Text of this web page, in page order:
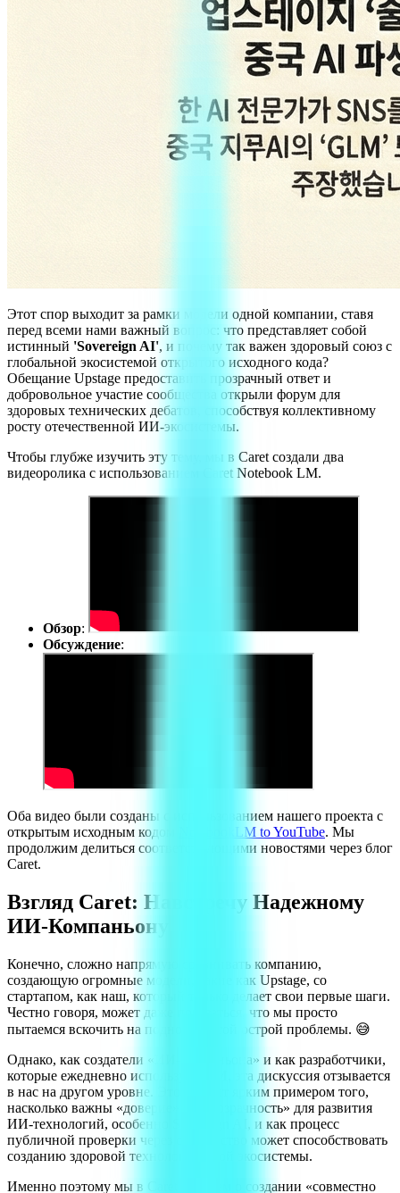
Этот спор выходит за рамки модели одной компании, ставя
перед всеми нами важный вопрос: что представляет собой
истинный 'Sovereign AI', и почему так важен здоровый союз с
глобальной экосистемой открытого исходного кода?
Обещание Upstage предоставить прозрачный ответ и
добровольное участие сообщества открыли форум для
здоровых технических дебатов, способствуя коллективному
росту отечественной ИИ-экосистемы.
Чтобы глубже изучить эту тему, мы в Caret создали два
видеоролика с использованием Caret Notebook LM.
Обзор:
Обсуждение:
Оба видео были созданы с использованием нашего проекта с
открытым исходным кодом
NotebookLM to YouTube. Мы
продолжим делиться соответствующими новостями через блог
Caret.
Взгляд Caret: Навстречу Надежному
ИИ-Компаньону
Конечно, сложно напрямую сравнивать компанию,
создающую огромные модели, такие как Upstage, со
стартапом, как наш, который только делает свои первые шаги.
Честно говоря, может даже показаться, что мы просто
пытаемся вскочить на подножку этой острой проблемы. 😅
Однако, как создатели «ИИ-компаньона» и как разработчики,
которые ежедневно используют ИИ, эта дискуссия отзывается
в нас на другом уровне. Это служит ярким примером того,
насколько важны «доверие» и «прозрачность» для развития
ИИ-технологий, особенно Sovereign AI, и как процесс
публичной проверки через сообщество может способствовать
созданию здоровой технологической экосистемы.
Именно поэтому мы в Caret мечтаем о создании «совместно